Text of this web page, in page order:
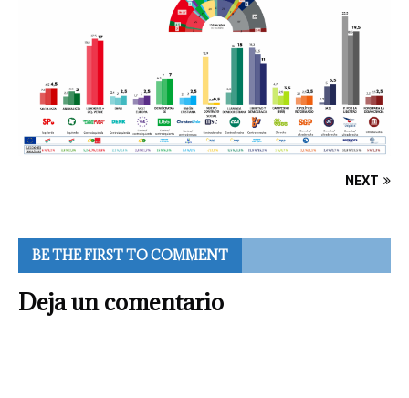
NEXT
BE THE FIRST TO COMMENT
Deja un comentario